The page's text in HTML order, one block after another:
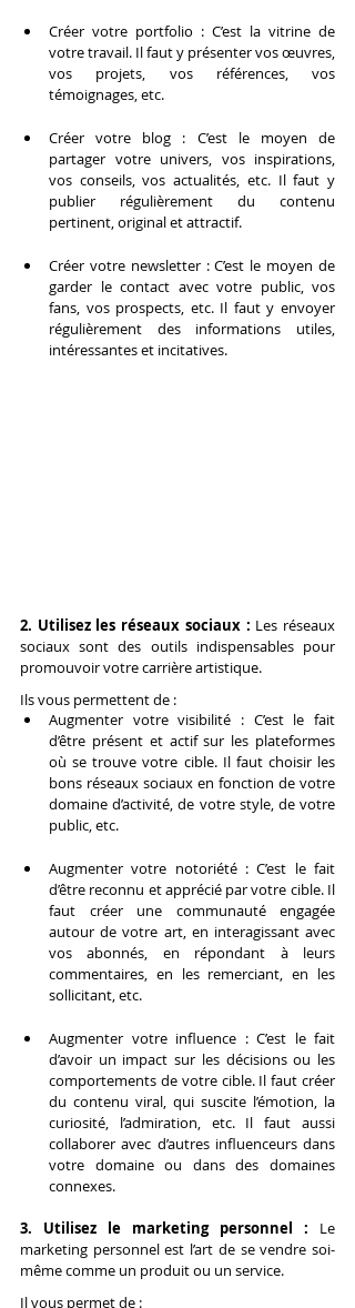
Créer votre portfolio : C’est la vitrine de
votre travail. Il faut y présenter vos œuvres,
vos projets, vos références, vos
témoignages, etc.
Créer votre blog : C’est le moyen de
partager votre univers, vos inspirations,
vos conseils, vos actualités, etc. Il faut y
publier régulièrement du contenu
pertinent, original et attractif.
Créer votre newsletter : C’est le moyen de
garder le contact avec votre public, vos
fans, vos prospects, etc. Il faut y envoyer
régulièrement des informations utiles,
intéressantes et incitatives.
2. Utilisez les réseaux sociaux : Les réseaux
sociaux sont des outils indispensables pour
promouvoir votre carrière artistique.
Ils vous permettent de :
Augmenter votre visibilité : C’est le fait
d’être présent et actif sur les plateformes
où se trouve votre cible. Il faut choisir les
bons réseaux sociaux en fonction de votre
domaine d’activité, de votre style, de votre
public, etc.
Augmenter votre notoriété : C’est le fait
d’être reconnu et apprécié par votre cible. Il
faut créer une communauté engagée
autour de votre art, en interagissant avec
vos abonnés, en répondant à leurs
commentaires, en les remerciant, en les
sollicitant, etc.
Augmenter votre influence : C’est le fait
d’avoir un impact sur les décisions ou les
comportements de votre cible. Il faut créer
du contenu viral, qui suscite l’émotion, la
curiosité, l’admiration, etc. Il faut aussi
collaborer avec d’autres influenceurs dans
votre domaine ou dans des domaines
connexes.
3. Utilisez le marketing personnel : Le
marketing personnel est l’art de se vendre soi-
même comme un produit ou un service.
Il vous permet de :